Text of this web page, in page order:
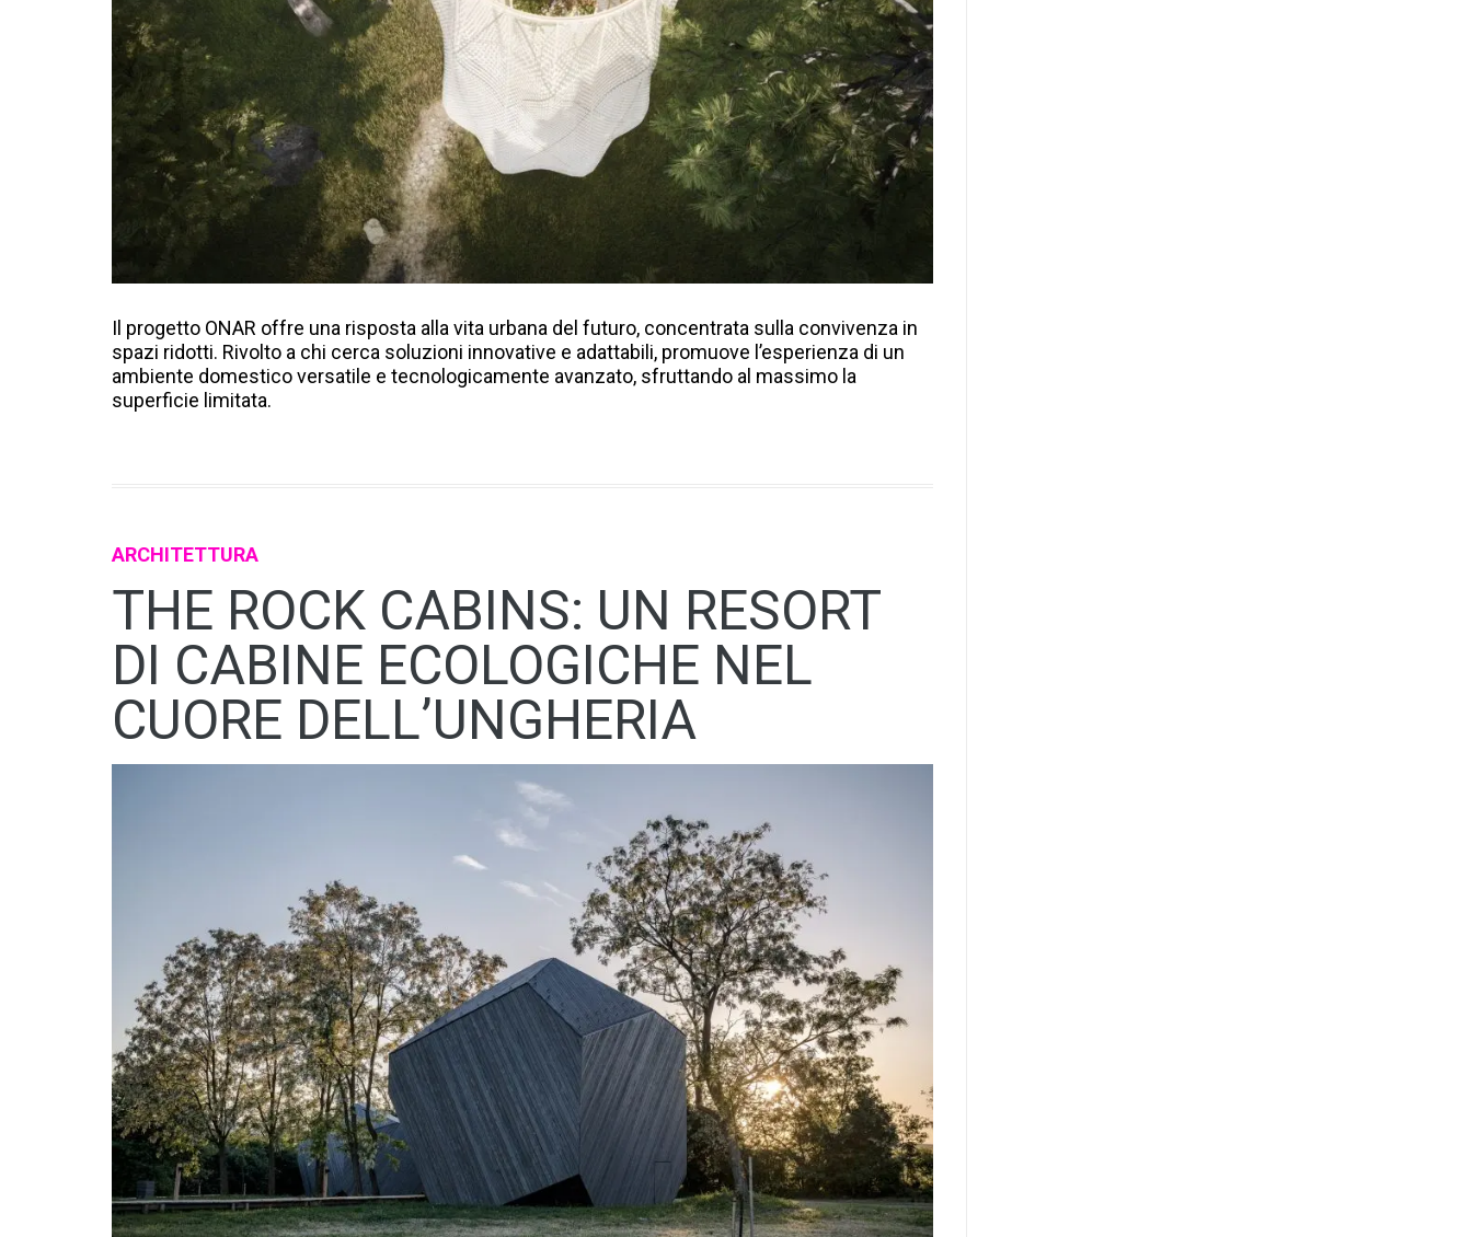
Il progetto ONAR offre una risposta alla vita urbana del futuro, concentrata sulla convivenza in
spazi ridotti. Rivolto a chi cerca soluzioni innovative e adattabili, promuove l’esperienza di un
ambiente domestico versatile e tecnologicamente avanzato, sfruttando al massimo la
superficie limitata.
ARCHITETTURA
THE ROCK CABINS: UN RESORT
DI CABINE ECOLOGICHE NEL
CUORE DELL’UNGHERIA